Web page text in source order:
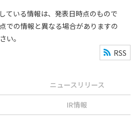
ている情報は、発表日時点のもので
での情報と異なる場合がありますの
い。
RSS
ニュースリリース
IR情報